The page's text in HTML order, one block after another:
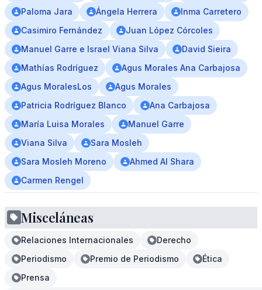
Paloma Jara Ángela Herrera
Inma Carretero
Casimiro Fernández
Juan López Córcoles
Manuel Garre e Israel Viana Silva
David Sieira
Mathías Rodríguez
Agus Morales Ana Carbajosa
Agus MoralesLos
Agus Morales
Patricia Rodríguez Blanco
Ana Carbajosa
María Luisa Morales
Manuel Garre
Viana Silva
Sara Mosleh
Sara Mosleh Moreno
Ahmed Al Shara
Carmen Rengel
Misceláneas
Relaciones Internacionales
Derecho
Periodismo
Premio de Periodismo
Ética
Prensa